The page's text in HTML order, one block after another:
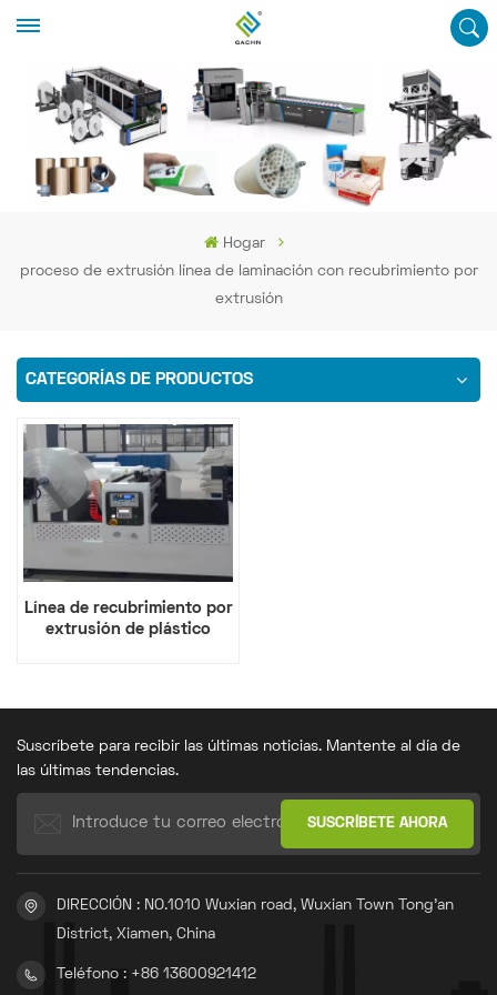
Hogar
proceso de extrusión línea de laminación con recubrimiento por
extrusión
CATEGORÍAS DE PRODUCTOS
Línea de recubrimiento por
extrusión de plástico
Suscríbete para recibir las últimas noticias. Mantente al día de
las últimas tendencias.
DIRECCIÓN : NO.1010 Wuxian road, Wuxian Town Tong'an
District, Xiamen, China
Teléfono : +86 13600921412